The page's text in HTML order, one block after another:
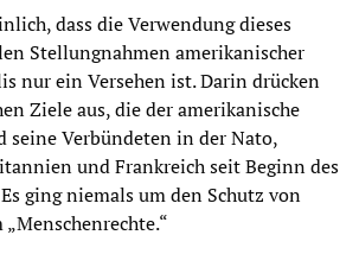
dass die Verwendung dieses
Stellungnahmen amerikanischer
nur ein Versehen ist. Darin drücken
Ziele aus, die der amerikanische
seine Verbündeten in der Nato,
und Frankreich seit Beginn des
ging niemals um den Schutz von